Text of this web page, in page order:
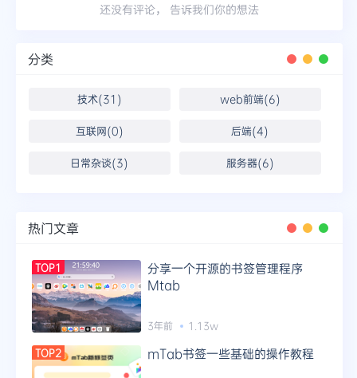
还没有评论， 告诉我们你的想法
分类
技术(31) web前端(6)
后端(4)
互联网(0)
服务器(6)
日常杂谈(3)
热门文章
TOP1
分享一个开源的书签管理程序
Mtab
3年前 1.13w
TOP2 mTab书签一些基础的操作教程